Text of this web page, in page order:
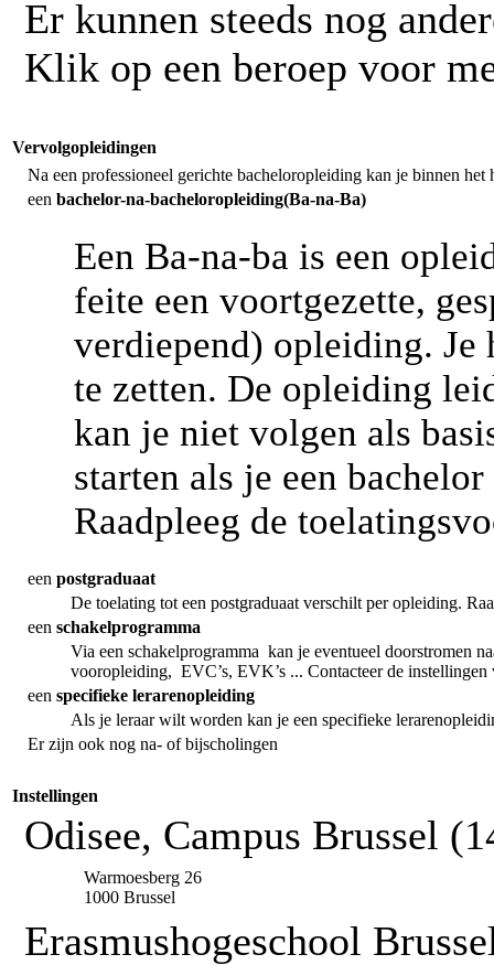
Er kunnen steeds nog
Klik op een beroep voor
Vervolgopleidingen
Na een professioneel gerichte bacheloropleiding kan je binnen
een bachelor-na-bacheloropleiding(Ba-na-Ba)
Een Ba-na-ba is een
feite een voortgezette,
verdiepend) opleiding.
te zetten. De opleiding
kan je niet volgen als
starten als je een
Raadpleeg de
een postgraduaat
De toelating tot een postgraduaat verschilt per opleiding.
een schakelprogramma
Via een schakelprogramma kan je eventueel doorstromen
vooropleiding, EVC’s, EVK’s ... Contacteer de
een specifieke lerarenopleiding
Als je leraar wilt worden kan je een specifieke
Er zijn ook nog na- of bijscholingen
Instellingen
Odisee, Campus Brussel
Warmoesberg 26
1000 Brussel
Erasmushogeschool